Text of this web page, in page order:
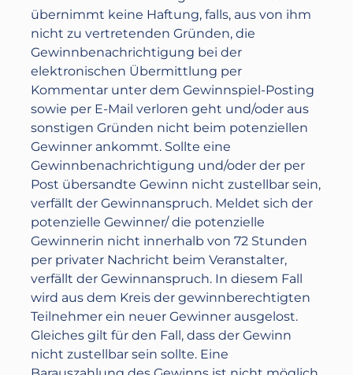
übernimmt keine Haftung, falls, aus von ihm
nicht zu vertretenden Gründen, die
Gewinnbenachrichtigung bei der
elektronischen Übermittlung per
Kommentar unter dem Gewinnspiel-Posting
sowie per E-Mail verloren geht und/oder aus
sonstigen Gründen nicht beim potenziellen
Gewinner ankommt. Sollte eine
Gewinnbenachrichtigung und/oder der per
Post übersandte Gewinn nicht zustellbar sein,
verfällt der Gewinnanspruch. Meldet sich der
potenzielle Gewinner/ die potenzielle
Gewinnerin nicht innerhalb von 72 Stunden
per privater Nachricht beim Veranstalter,
verfällt der Gewinnanspruch. In diesem Fall
wird aus dem Kreis der gewinnberechtigten
Teilnehmer ein neuer Gewinner ausgelost.
Gleiches gilt für den Fall, dass der Gewinn
nicht zustellbar sein sollte. Eine